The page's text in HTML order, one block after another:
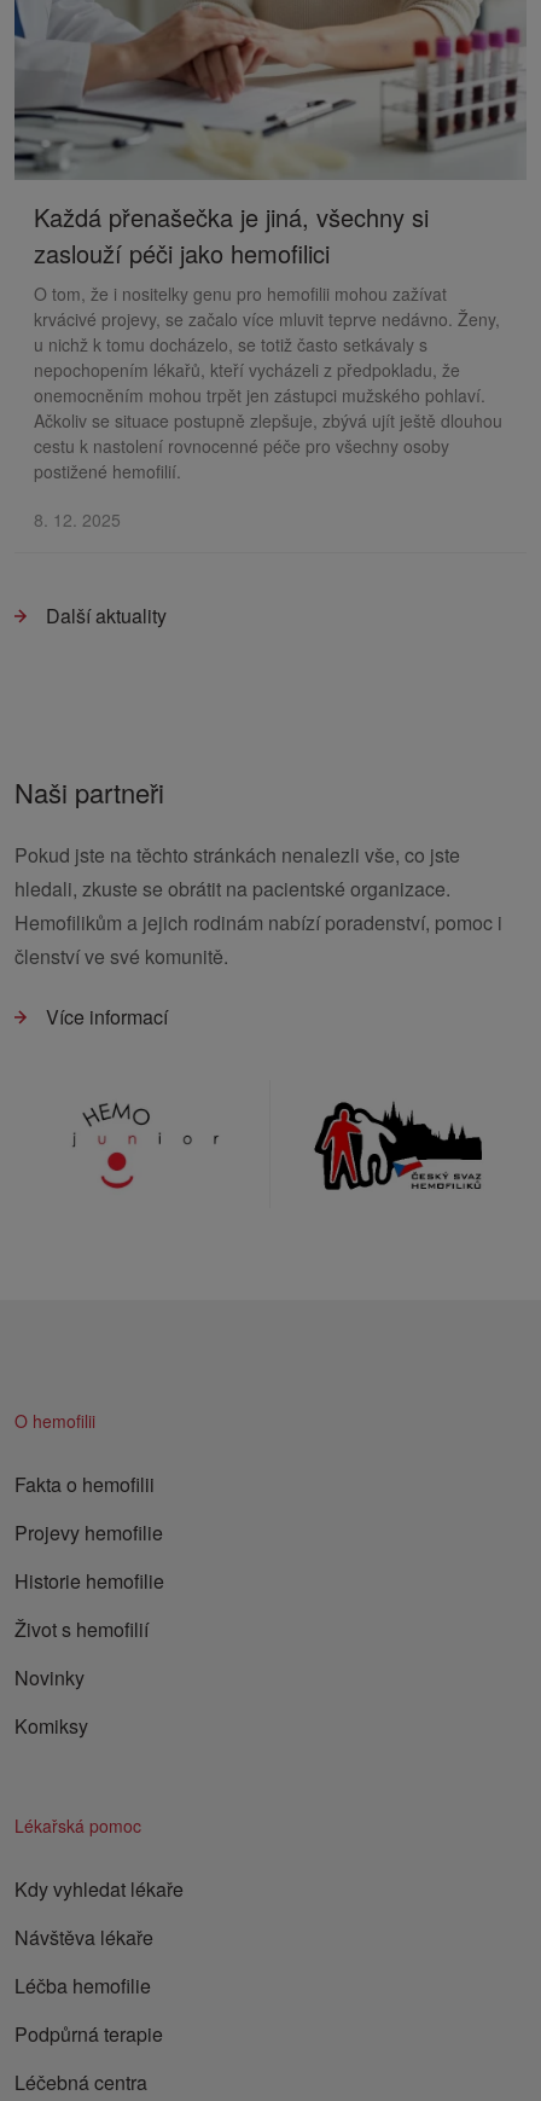
Každá přenašečka je jiná, všechny si
zaslouží péči jako hemofilici
O tom, že i nositelky genu pro hemofilii mohou zažívat
krvácivé projevy, se začalo více mluvit teprve nedávno. Ženy,
u nichž k tomu docházelo, se totiž často setkávaly s
nepochopením lékařů, kteří vycházeli z předpokladu, že
onemocněním mohou trpět jen zástupci mužského pohlaví.
Ačkoliv se situace postupně zlepšuje, zbývá ujít ještě dlouhou
cestu k nastolení rovnocenné péče pro všechny osoby
postižené hemofilií.
8. 12. 2025
Další aktuality
Naši partneři
Pokud jste na těchto stránkách nenalezli vše, co jste
hledali, zkuste se obrátit na pacientské organizace.
Hemofilikům a jejich rodinám nabízí poradenství, pomoc i
členství ve své komunitě.
Více informací
O hemofilii
Fakta o hemofilii
Projevy hemofilie
Historie hemofilie
Život s hemofilií
Novinky
Komiksy
Lékařská pomoc
Kdy vyhledat lékaře
Návštěva lékaře
Léčba hemofilie
Podpůrná terapie
Léčebná centra